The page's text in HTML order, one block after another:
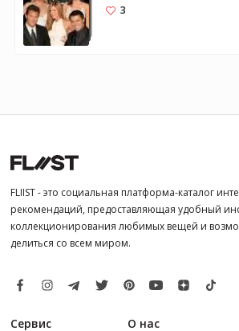
3
FLIIST - это социальная платформа-каталог
рекомендаций, предоставляющая удобный
коллекционирования любимых вещей и
делиться со всем миром.
Сервис О нас